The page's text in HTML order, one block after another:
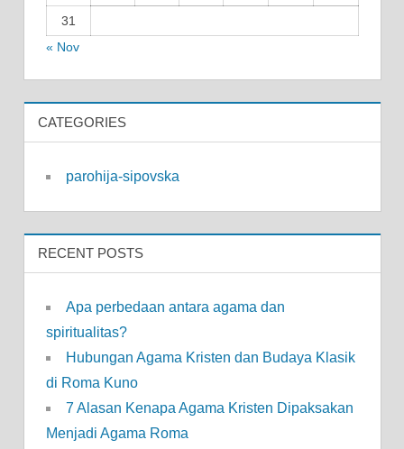
31
« Nov
CATEGORIES
parohija-sipovska
RECENT POSTS
Apa perbedaan antara agama dan
spiritualitas?
Hubungan Agama Kristen dan Budaya Klasik
di Roma Kuno
7 Alasan Kenapa Agama Kristen Dipaksakan
Menjadi Agama Roma